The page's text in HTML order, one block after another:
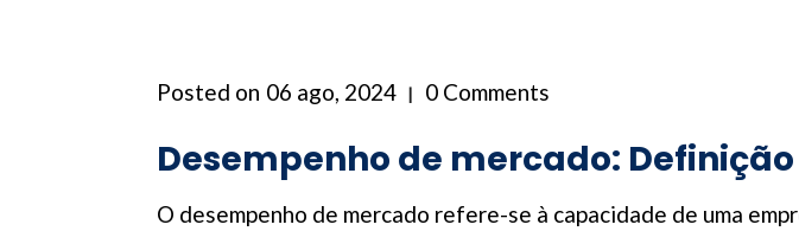
Posted on 06 ago, 2024 0 Comments
Desempenho de mercado:
O desempenho de mercado refere-se à capacidade de uma